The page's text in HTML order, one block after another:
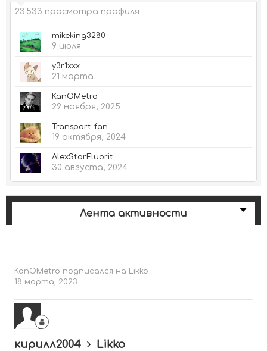
23 533 просмотра профиля
mikeking3280
9 июля
y3r1xxx
21 марта
KanOMetro
29 ноября, 2025
Transport-fan
19 октября, 2024
AlexStarFluorit
30 августа, 2024
Лента активности
KanOMetro подписался на Likko
18 марта, 2023
кирилл2004 Likko